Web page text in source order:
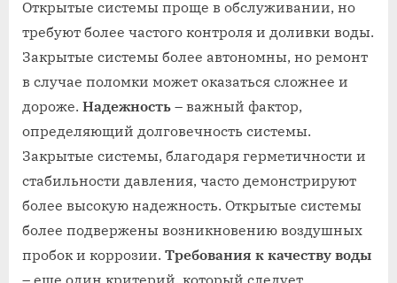
Открытые системы проще в обслуживании, но
требуют более частого контроля и доливки воды.
Закрытые системы более автономны, но ремонт
в случае поломки может оказаться сложнее и
дороже. Надежность – важный фактор,
определяющий долговечность системы.
Закрытые системы, благодаря герметичности и
стабильности давления, часто демонстрируют
более высокую надежность. Открытые системы
более подвержены возникновению воздушных
пробок и коррозии. Требования к качеству воды